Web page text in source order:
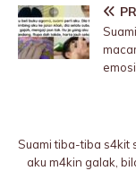
Suami tiba-tiba s4kit
aku m4kin galak,